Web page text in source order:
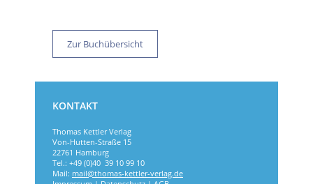
Zur Buchübersicht
KONTAKT
Thomas Kettler Verlag
Von-Hutten-Straße 15
22761 Hamburg
Tel.: +49 (0)40 39 10 99 10
Mail: mail@thomas-kettler-verlag.de